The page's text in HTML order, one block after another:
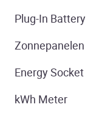
Plug-In Battery
Zonnepanelen
Energy Socket
kWh Meter